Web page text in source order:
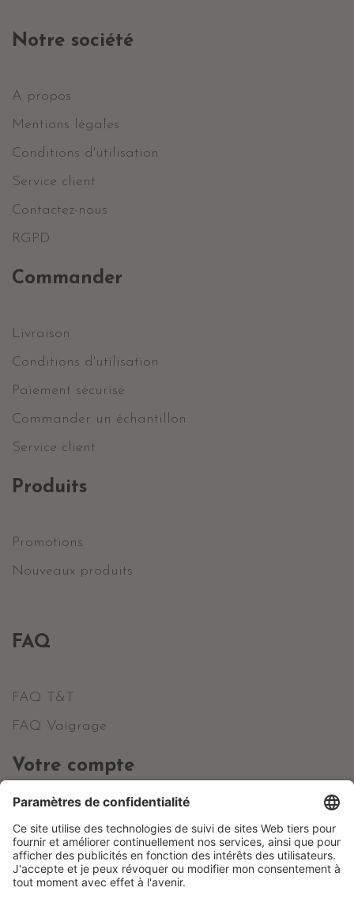
Notre société
A propos
Mentions légales
Conditions d'utilisation
Service client
Contactez-nous
RGPD
Commander
Livraison
Conditions d'utilisation
Paiement sécurisé
Commander un échantillon
Service client
Produits
Promotions
Nouveaux produits
FAQ
FAQ T&T
FAQ Vaigrage
Votre compte
Informations personnelles
Commandes
Avoirs